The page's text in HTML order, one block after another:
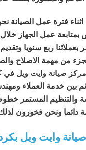
اثناء فترة عمل الصيانة
عمل الجهاز
بعملائنا ربع سنويا
من مهمة الاصلاح
صيانة وايت ويل في
بين خدمة العملاء
والتنظيم المستمر
دائما ونحن فخورون
وايت ويل